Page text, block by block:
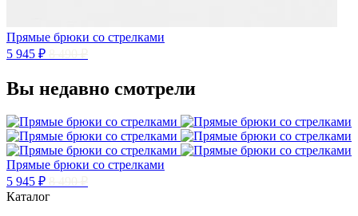
Прямые брюки со стрелками
5 945 ₽
Вы недавно смотрели
Прямые брюки со стрелками
5 945 ₽
Каталог